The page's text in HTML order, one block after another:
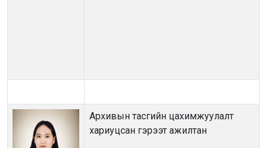
Архивын тасгийн цахимжуулалт
хариуцсан гэрээт ажилтан